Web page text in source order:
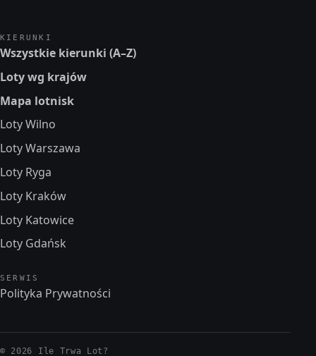
KIERUNKI
Wszystkie kierunki (A–Z)
Loty wg krajów
Mapa lotnisk
Loty Wilno
Loty Warszawa
Loty Ryga
Loty Kraków
Loty Katowice
Loty Gdańsk
SERWIS
Polityka Prywatności
© 2026 Ile Trwa Lot?